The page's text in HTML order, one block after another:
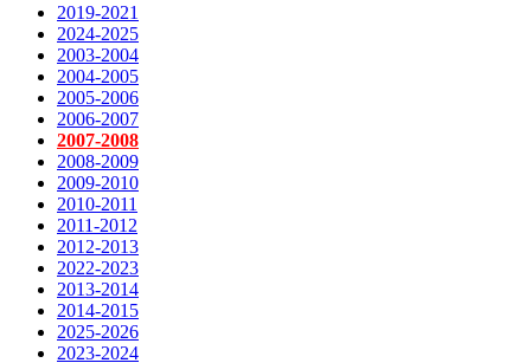
2019-2021
2024-2025
2003-2004
2004-2005
2005-2006
2006-2007
2007-2008
2008-2009
2009-2010
2010-2011
2011-2012
2012-2013
2022-2023
2013-2014
2014-2015
2025-2026
2023-2024